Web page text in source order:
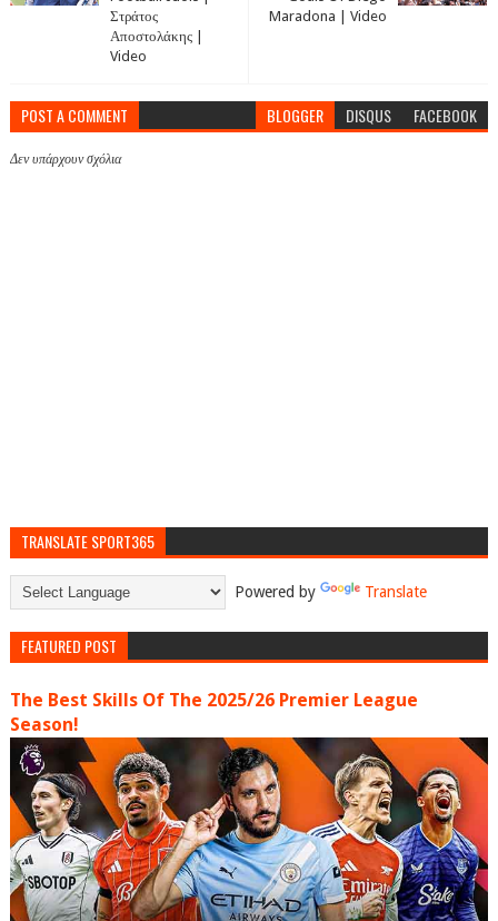
Maradona | Video
Στράτος
Αποστολάκης |
Video
POST A COMMENT BLOGGER DISQUS FACEBOOK
Δεν υπάρχουν σχόλια
TRANSLATE SPORT365
Powered by Translate
FEATURED POST
The Best Skills Of The 2025/26 Premier League
Season!